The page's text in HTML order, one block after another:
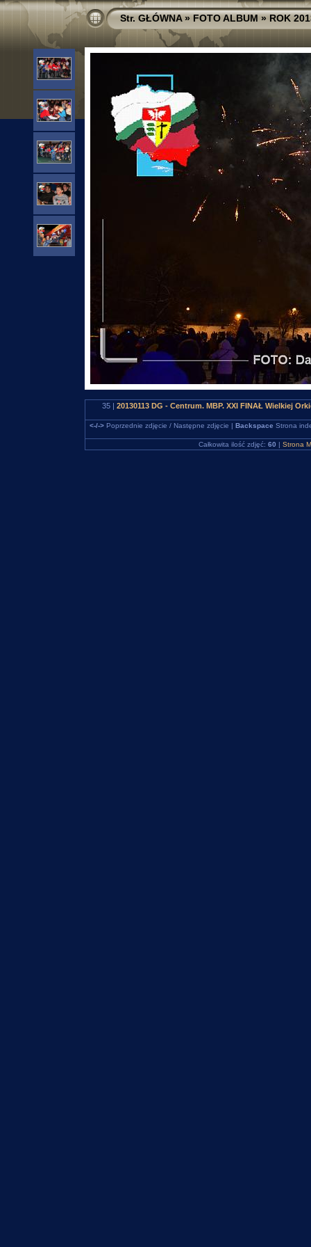
Str. GŁÓWNA»FOTO ALBUM»ROK
35 | 20130113 DG - Centrum. MBP. XXI FINAŁ Wielkiej
<-/->Poprzednie zdjęcie / Następne zdjęcie | Backspace Strona
Całkowita ilość zdjęć: 60 | Strona